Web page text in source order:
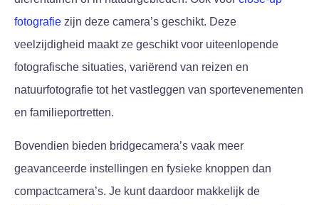
fotografie zijn deze camera’s geschikt. Deze
veelzijdigheid maakt ze geschikt voor uiteenlopende
fotografische situaties, variërend van reizen en
natuurfotografie tot het vastleggen van sportevenementen
en familieportretten.
Bovendien bieden bridgecamera’s vaak meer
geavanceerde instellingen en fysieke knoppen dan
compactcamera’s. Je kunt daardoor makkelijk de